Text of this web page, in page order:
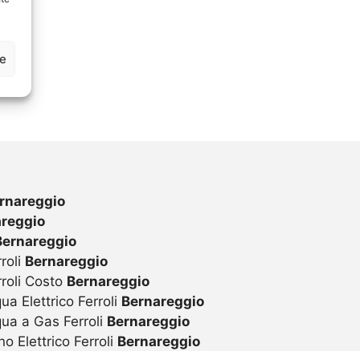
Bernareggio
Costo Bernareggio
Elettrico Ferroli Bernareggio
a Gas Ferroli Bernareggio
Elettrico Ferroli Bernareggio